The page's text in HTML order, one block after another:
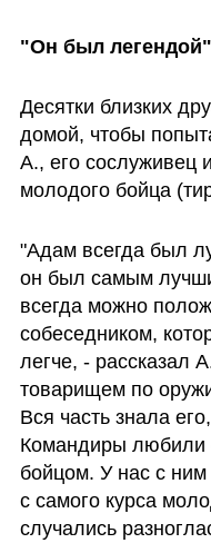
"Он был легендой"
Десятки близких
домой, чтобы
А., его сослуживец
молодого бойца
"Адам всегда был
он был самым
всегда можно
собеседником,
легче, - рассказал
товарищем по
Вся часть знала
Командиры любили
бойцом. У нас с
с самого курса
случались